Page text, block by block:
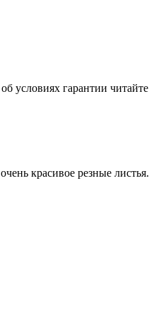
условиях гарантии читайте
красивое резные листья.